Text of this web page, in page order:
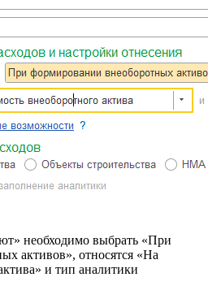
необходимо выбрать «При
активов», относятся «На
и тип аналитики